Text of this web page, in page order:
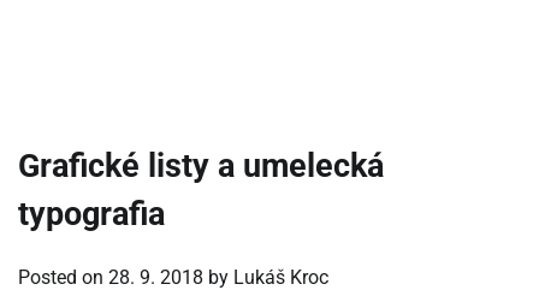
Grafické listy a umelecká
typografia
Posted on 28. 9. 2018 by Lukáš Kroc